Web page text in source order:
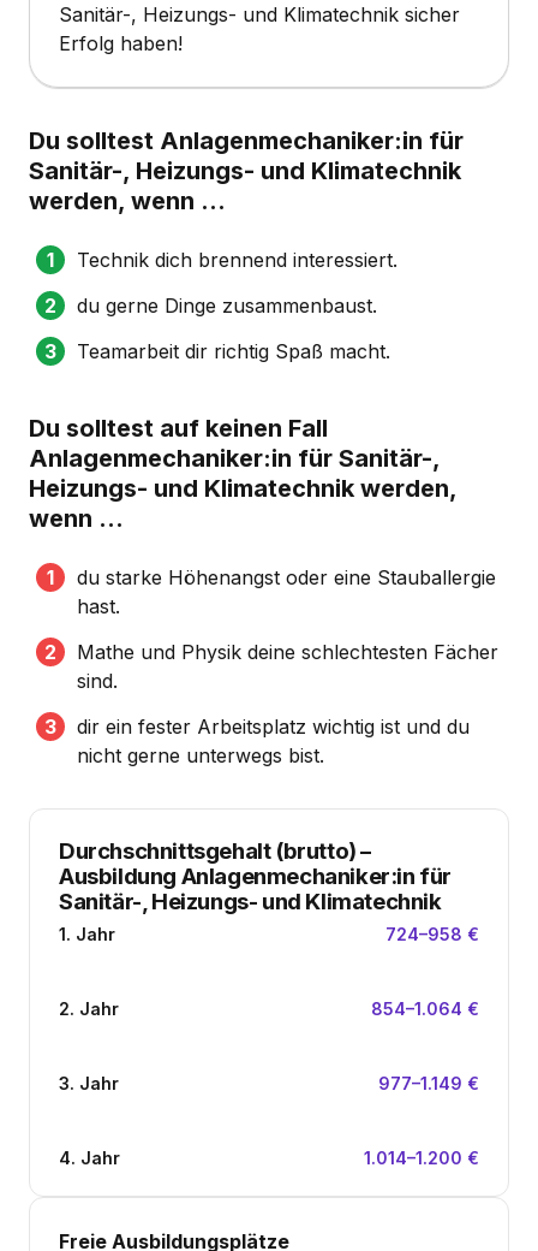
Sanitär-, Heizungs- und Klimatechnik sicher
Erfolg haben!
Du solltest Anlagenmechaniker:in für
Sanitär-, Heizungs- und Klimatechnik
werden, wenn …
Technik dich brennend interessiert.
du gerne Dinge zusammenbaust.
Teamarbeit dir richtig Spaß macht.
Du solltest auf keinen Fall
Anlagenmechaniker:in für Sanitär-,
Heizungs- und Klimatechnik werden,
wenn …
du starke Höhenangst oder eine Stauballergie
hast.
Mathe und Physik deine schlechtesten Fächer
sind.
dir ein fester Arbeitsplatz wichtig ist und du
nicht gerne unterwegs bist.
Durchschnittsgehalt (brutto)–
Ausbildung Anlagenmechaniker:in für
Sanitär-, Heizungs- und Klimatechnik
1. Jahr 724–958 €
2. Jahr 854–1.064 €
3. Jahr 977–1.149 €
4. Jahr 1.014–1.200 €
Freie Ausbildungsplätze